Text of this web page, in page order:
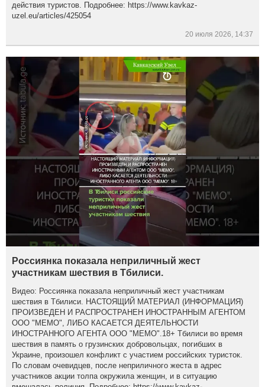
действия туристов. Подробнее: https://www.kavkaz-
uzel.eu/articles/425054
20 июля 2026, 14:37
Россиянка показала неприличный жест
участникам шествия в Тбилиси.
Видео: Россиянка показала неприличный жест участникам
шествия в Тбилиси. НАСТОЯЩИЙ МАТЕРИАЛ (ИНФОРМАЦИЯ)
ПРОИЗВЕДЕН И РАСПРОСТРАНЕН ИНОСТРАННЫМ АГЕНТОМ
ООО "МЕМО", ЛИБО КАСАЕТСЯ ДЕЯТЕЛЬНОСТИ
ИНОСТРАННОГО АГЕНТА ООО "МЕМО".18+ Тбилиси во время
шествия в память о грузинских добровольцах, погибших в
Украине, произошел конфликт с участием российских туристок.
По словам очевидцев, после неприличного жеста в адрес
участников акции толпа окружила женщин, и в ситуацию